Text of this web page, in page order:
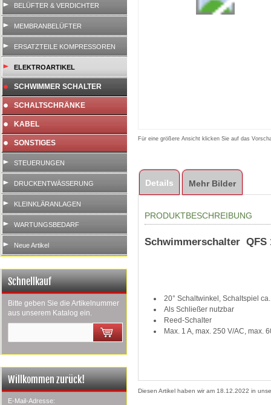
BELÜFTER & VERDICHTER
MEMBRANBELÜFTER
ERSATZTEILE KOMPRESSOREN
ELEKTROARTIKEL
SCHWIMMER SCHALTER
SCHALTSCHRÄNKE
KABEL
SONSTIGES
STEUERUNGEN
DRUCKENTWÄSSERUNG
KLEINKLÄRANLAGEN
WARTUNGSBEDARF
Neue Artikel
Schnellkauf
Bitte geben Sie die Artikelnummer
aus unserem Katalog ein.
Willkommen zurück!
E-Mail-Adresse:
Für eine größere Ansicht klicken Sie auf das
Details Mehr Bilder
PRODUKTBESCHREIBUNG
Schwimmerschalter
20° Schaltwinkel, Schaltspiel
Als Schließer nutzbar
Reed-Schalter
Max. 1 A, max. 250 V/AC, max.
Diesen Artikel haben wir am 18.12.2022 in